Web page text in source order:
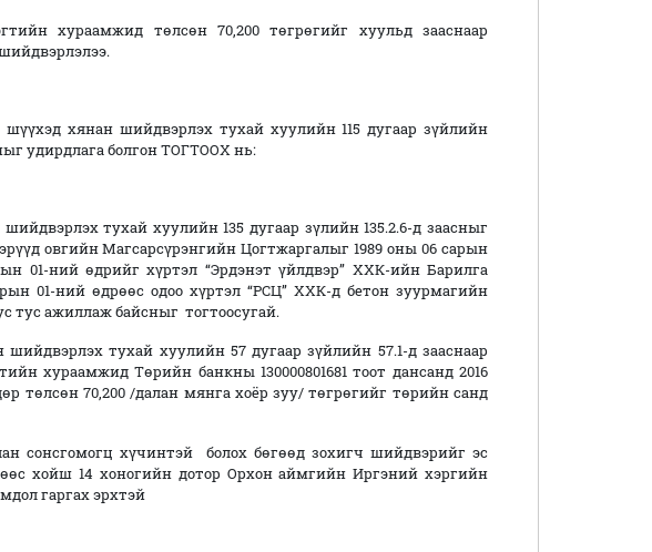
хураамжид төлсөн 70,200 төгрөгийг хуульд зааснаар
хянан шийдвэрлэх тухай хуулийн 115 дугаар зүйлийн
удирдлага болгон ТОГТООХ нь:
тухай хуулийн 135 дугаар зүлийн 135.2.6-д заасныг
овгийн Магсарсүрэнгийн Цогтжаргалыг 1989 оны 06 сарын
01-ний өдрийг хүртэл “Эрдэнэт үйлдвэр” ХХК-ийн Барилга
01-ний өдрөөс одоо хүртэл “РСЦ” ХХК-д бетон зуурмагийн
тус ажиллаж байсныг тогтоосугай.
тухай хуулийн 57 дугаар зүйлийн 57.1-д зааснаар
хураамжид Төрийн банкны 130000801681 тоот дансанд 2016
төлсөн 70,200 /далан мянга хоёр зуу/ төгрөгийг төрийн санд
сонсгомогц хүчинтэй болох бөгөөд зохигч шийдвэрийг эс
хойш 14 хоногийн дотор Орхон аймгийн Иргэний хэргийн
гаргах эрхтэй